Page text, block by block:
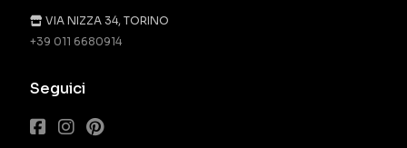
VIA NIZZA 34, TORINO
+39 011 6680914
Seguici